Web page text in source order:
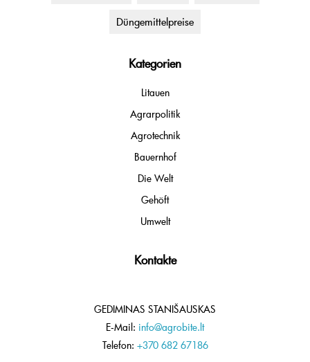
Düngemittelpreise
Kategorien
Litauen
Agrarpolitik
Agrotechnik
Bauernhof
Die Welt
Gehöft
Umwelt
Kontakte
GEDIMINAS STANIŠAUSKAS
E-Mail: info@agrobite.lt
Telefon: +370 682 67186